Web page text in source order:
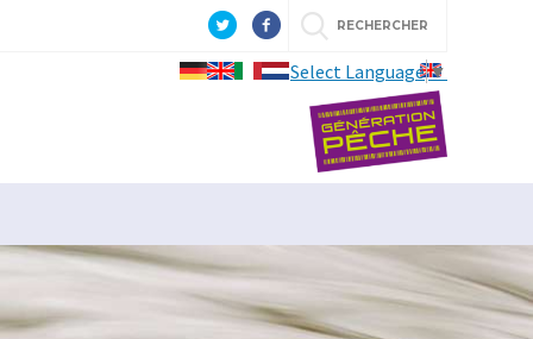
Select Language▼
RECHERCHER